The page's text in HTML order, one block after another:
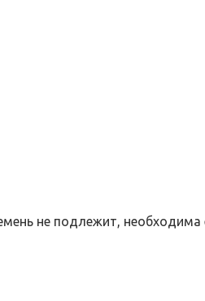
не подлежит, необходима